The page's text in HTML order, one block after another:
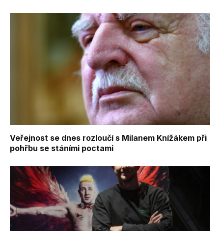
Veřejnost se dnes rozloučí s Milanem Knížákem při
pohřbu se stáními poctami